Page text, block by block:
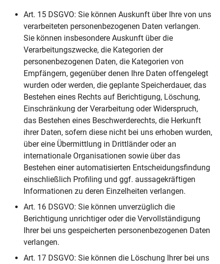
Art. 15 DSGVO: Sie können Auskunft über Ihre von uns
verarbeiteten personenbezogenen Daten verlangen.
Sie können insbesondere Auskunft über die
Verarbeitungszwecke, die Kategorien der
personenbezogenen Daten, die Kategorien von
Empfängern, gegenüber denen Ihre Daten offengelegt
wurden oder werden, die geplante Speicherdauer, das
Bestehen eines Rechts auf Berichtigung, Löschung,
Einschränkung der Verarbeitung oder Widerspruch,
das Bestehen eines Beschwerderechts, die Herkunft
ihrer Daten, sofern diese nicht bei uns erhoben wurden,
über eine Übermittlung in Drittländer oder an
internationale Organisationen sowie über das
Bestehen einer automatisierten Entscheidungsfindung
einschließlich Profiling und ggf. aussagekräftigen
Informationen zu deren Einzelheiten verlangen.
Art. 16 DSGVO: Sie können unverzüglich die
Berichtigung unrichtiger oder die Vervollständigung
Ihrer bei uns gespeicherten personenbezogenen Daten
verlangen.
Art. 17 DSGVO: Sie können die Löschung Ihrer bei uns